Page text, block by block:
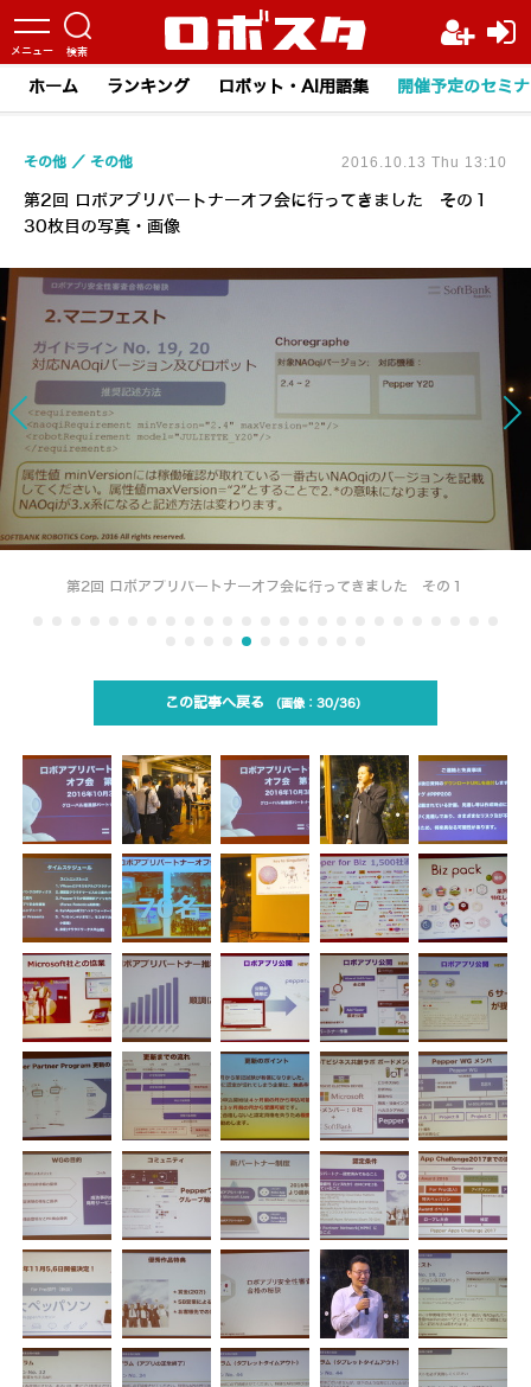
ホーム ランキング ロボット・AI用語集 開催予定のセミ
第2回 ロボアプリパートナーオフ会に行ってきました その１
30枚目の写真・画像
その他 その他 2016.10.13 Thu 13:10
第2回 ロボアプリパートナーオフ会に行ってきました その１
この記事へ戻る 30/36